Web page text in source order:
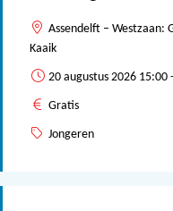
Assendelft – Westzaan:
Kaaik
20 augustus 2026 15:00
Gratis
Jongeren